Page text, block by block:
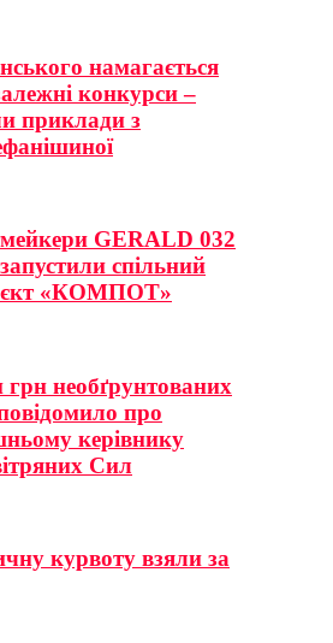
намагається
конкурси –
приклади з
GERALD 032
спільний
«КОМПОТ»
необґрунтованих
про
керівнику
Сил
курвоту взяли за